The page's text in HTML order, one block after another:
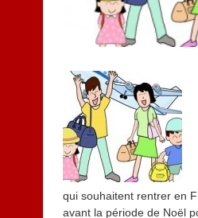
qui souhaitent rentrer en
avant la période de Noël